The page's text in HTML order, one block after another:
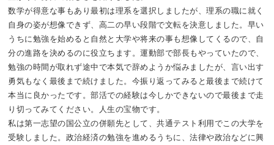
数学が得意な事もあり最初は理系を選択しましたが、理系の職に就く
自身の姿が想像できず、高二の早い段階で文転を決意しました。早い
うちに勉強を始めると自然と大学や将来の事も想像してくるので、自
分の進路を決めるのに役立ちます。運動部で部長もやっていたので、
勉強の時間が取れず途中で本気で辞めようか悩みましたが、言い出す
勇気もなく最後まで続けました。今振り返ってみると最後まで続けて
本当に良かったです。部活での経験は今しかできないので最後まで走
り切ってみてください。人生の宝物です。
私は第一志望の国公立の併願先として、共通テスト利用でこの大学を
受験しました。政治経済の勉強を進めるうちに、法律や政治などに興